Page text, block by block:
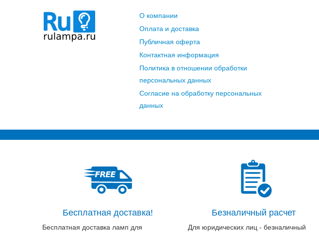
О компании
Оплата и доставка
Публичная оферта
Контактная информация
Политика в отношении обработки
персональных данных
Согласие на обработку персональных
данных
Бесплатная доставка!
Бесплатная доставка ламп для
Безналичный расчет
Для юридических лиц - безналичный